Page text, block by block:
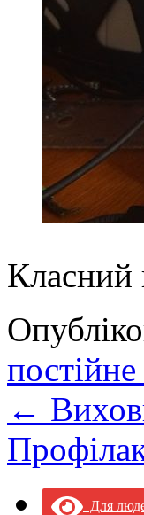
←
Для